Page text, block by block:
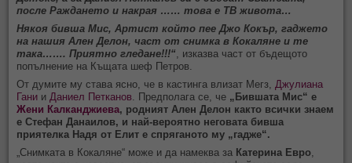
после Раждането и накрая …… това е ТВ живота…
Някоя бивша Мис, Артист който пее Джо Кокър, гаджето
на нашия Ален Дeлон, част от снимка в Кокаляне и те
така……. Приятно гледане!!!“ , изказва част от бъдещото
попълнение на Къщата шеф Петров.
От думите му става ясно, че в кастинга влизат Мегз, Джулиана
Гани и Даниел Петканов . Предполага се, че „Бившата Мис“ е
Жени Калканджиева, родният Ален Делон както всички знаем
е Стефан Данаилов, и най-вероятно неговата бивша
приятелка Надя от Елит е спряганото му „гадже“.
„Снимката в Кокаляне“ може и да намеква за Катерина Евро